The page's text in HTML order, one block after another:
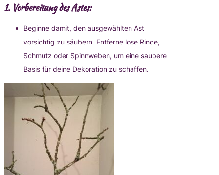
1. Vorbereitung des Astes:
Beginne damit, den ausgewählten Ast
vorsichtig zu säubern. Entferne lose Rinde,
Schmutz oder Spinnweben, um eine saubere
Basis für deine Dekoration zu schaffen.